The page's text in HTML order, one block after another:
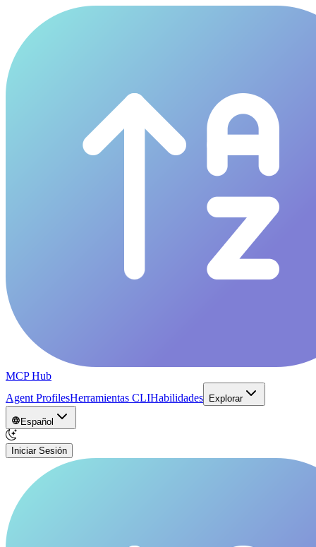
MCP Hub
Agent ProfilesHerramientas CLIHabilidades Explorar
Español
Iniciar Sesión